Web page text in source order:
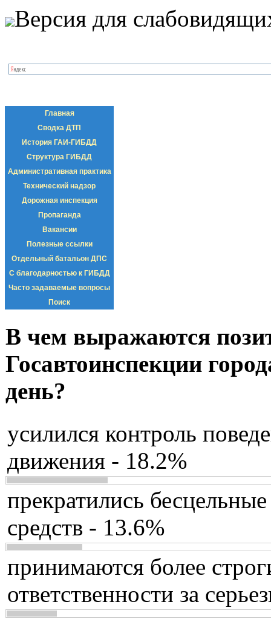
Версия для
Главная
Сводка ДТП
История ГАИ-ГИБДД
Структура ГИБДД
Административная практика
Технический надзор
Дорожная инспекция
Пропаганда
Вакансии
Полезные ссылки
Отдельный батальон ДПС
С благодарностью к ГИБДД
Часто задаваемые вопросы
Поиск
В чем выражаются
Госавтоинспекции
день?
усилился контроль
движения - 18.2%
прекратились
средств - 13.6%
принимаются более
ответственности за